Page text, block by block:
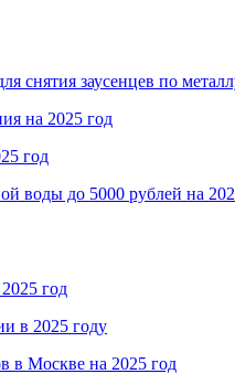
снятия заусенцев по
на 2025 год
год
воды до 5000 рублей на
год
в 2025 году
в Москве на 2025 год